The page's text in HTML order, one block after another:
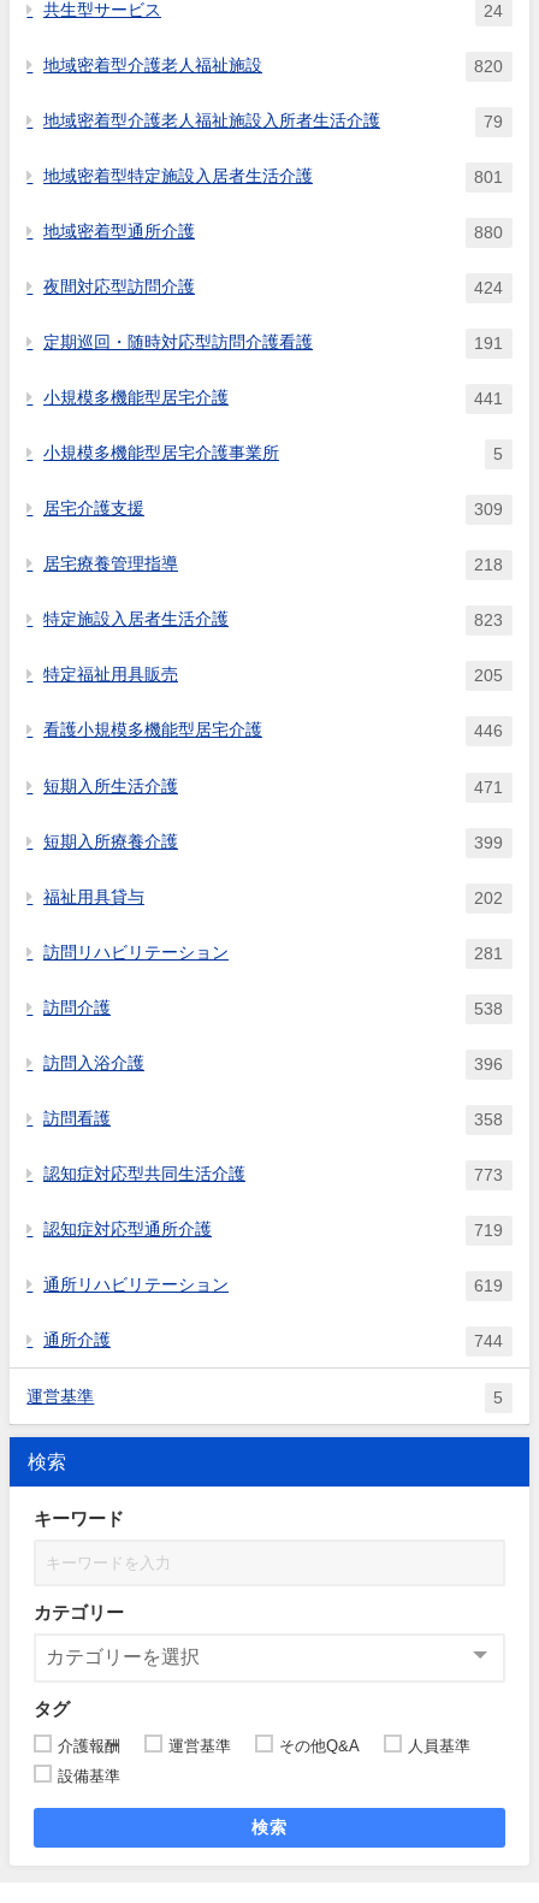
共生型サービス 24
地域密着型介護老人福祉施設 820
地域密着型介護老人福祉施設入所者生活介護 79
地域密着型特定施設入居者生活介護 801
地域密着型通所介護 880
夜間対応型訪問介護 424
定期巡回・随時対応型訪問介護看護 191
小規模多機能型居宅介護 441
小規模多機能型居宅介護事業所 5
居宅介護支援 309
居宅療養管理指導 218
特定施設入居者生活介護 823
特定福祉用具販売 205
看護小規模多機能型居宅介護 446
短期入所生活介護 471
短期入所療養介護 399
福祉用具貸与 202
訪問リハビリテーション 281
訪問介護 538
訪問入浴介護 396
訪問看護 358
認知症対応型共同生活介護 773
認知症対応型通所介護 719
通所リハビリテーション 619
通所介護 744
運営基準 5
検索
キーワード
カテゴリー
タグ
介護報酬 運営基準 その他Q&A
人員基準
設備基準
検索